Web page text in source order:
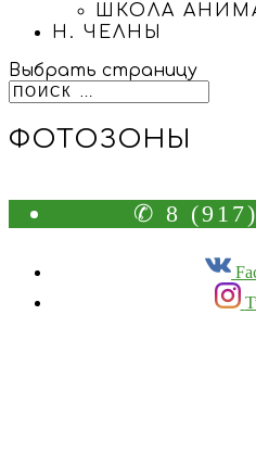
ШКОЛА
Н. ЧЕЛНЫ
Выбрать страницу
ФОТОЗОНЫ
✆ 8